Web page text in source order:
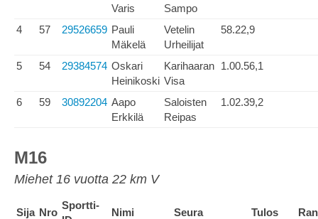
Varis
Sampo
4 57 29526659 Pauli
Mäkelä
Vetelin
Urheilijat
58.22,9
5 54 29384574 Oskari
Heinikoski
Karihaaran
Visa
1.00.56,1
6 59 30892204 Aapo
Erkkilä
Saloisten
Reipas
1.02.39,2
M16
Miehet 16 vuotta 22 km V
Sija Nro
Sportti-
Nimi Seura Tulos